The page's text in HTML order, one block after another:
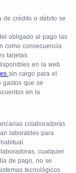
de crédito o débito se
obligado al pago las
como consecuencia
tarjetas.
en la web
sin cargo para el
gastos que se
en la
colaboradoras
laborables para
cualquier
de pago, no se
tecnológicos